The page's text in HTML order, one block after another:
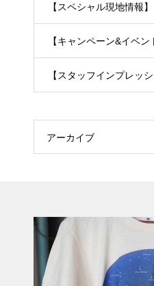
【スペシャル現地情報】
【キャンペーン&イベン
【スタッフインプレッ
アーカイブ